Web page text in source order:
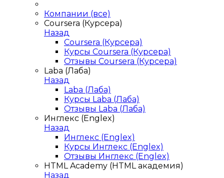
Компании (все)
Coursera (Курсера)
Назад
Coursera (Курсера)
Курсы Coursera (Курсера)
Отзывы Coursera (Курсера)
Laba (Лаба)
Назад
Laba (Лаба)
Курсы Laba (Лаба)
Отзывы Laba (Лаба)
Инглекс (Englex)
Назад
Инглекс (Englex)
Курсы Инглекс (Englex)
Отзывы Инглекс (Englex)
HTML Academy (HTML академия)
Назад